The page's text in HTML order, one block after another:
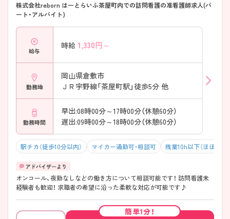
クリア
検索する
株式会社reborn はーとらいふ茶屋町内での訪問看護の准看護師求人(パ
ート・アルバイト)
給与
時給 1,330円～
勤務地
岡山県倉敷市
ＪＲ宇野線「茶屋町駅」徒歩5分 他
勤務時間
早出:08時00分～17時00分（休憩60分）
遅出:09時00分～18時00分（休憩60分）
駅チカ（徒歩10分以内） マイカー通勤可・相談可 残業10h以下（ほぼなし）
オンコール、夜勤なしなどの働き方について相談可能です！ 訪問看護未
経験者も歓迎！ 求職者の希望に沿った柔軟な対応が可能です♪
簡単1分！